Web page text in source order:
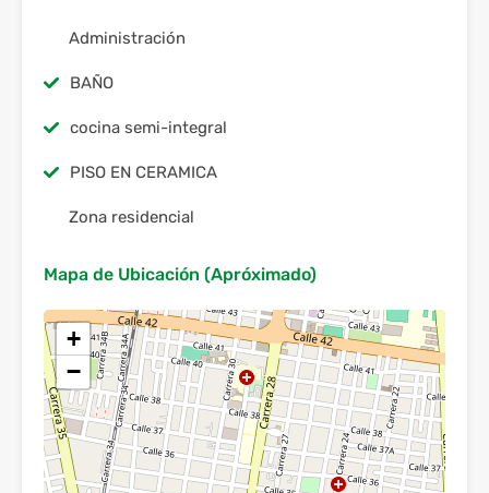
Administración
BAÑO
cocina semi-integral
PISO EN CERAMICA
Zona residencial
Mapa de Ubicación (Apróximado)
+
−